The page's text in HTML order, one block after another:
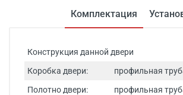
Комплектация
Конструкция данной двери
Коробка двери:
профильная
Полотно двери:
профильная